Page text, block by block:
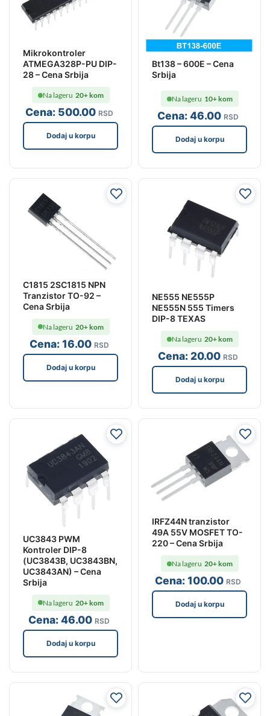
Mikrokontroler
ATMEGA328P-PU DIP-
28 – Cena Srbija
Cena: 500.00 RSD
Na lageru 20+ kom
Dodaj u korpu
Bt138 – 600E – Cena
Srbija
Cena:46.00 RSD
Na lageru 10+ kom
Dodaj u korpu
C1815 2SC1815 NPN
Tranzistor TO-92 –
Cena Srbija
Cena:16.00 RSD
Na lageru 20+ kom
Dodaj u korpu
NE555 NE555P
NE555N 555 Timers
DIP-8 TEXAS
Cena: 20.00 RSD
Na lageru 20+ kom
Dodaj u korpu
UC3843 PWM
Kontroler DIP-8
(UC3843B, UC3843BN,
UC3843AN) – Cena
Srbija
Cena:46.00 RSD
Na lageru 20+ kom
Dodaj u korpu
IRFZ44N tranzistor
49A 55V MOSFET TO-
220 – Cena Srbija
Cena:100.00 RSD
Na lageru 20+ kom
Dodaj u korpu